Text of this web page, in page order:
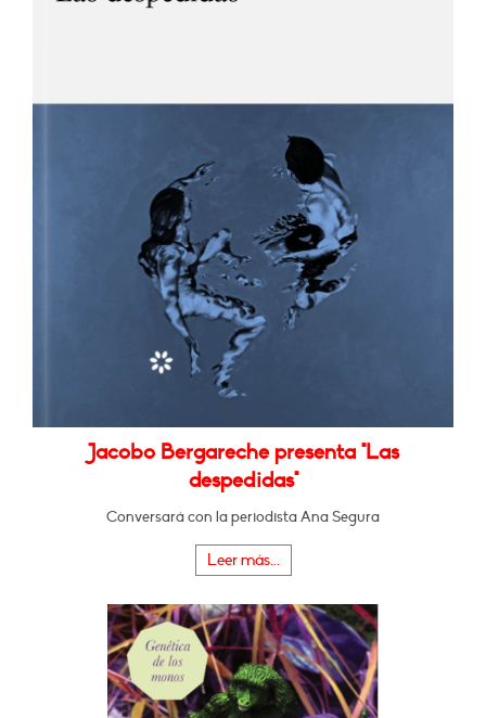
Jacobo Bergareche presenta "Las
despedidas"
Conversará con la periodista Ana Segura
Leer más...